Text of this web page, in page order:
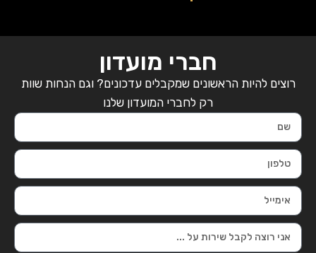
חברי מועדון
רוצים להיות הראשונים שמקבלים עדכונים? וגם הנחות שוות
רק לחברי המועדון שלנו